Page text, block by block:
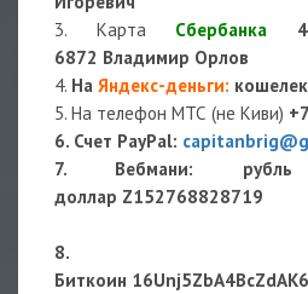
3. Карта Сбербанка
6872 Владимир Орлов
4. На Яндекс-деньги: кошелек
5. На телефон МТС (не Киви)
6. Счет PayPal:
7. Вебмани: рубль
доллар Z152768828719
8.
Биткоин